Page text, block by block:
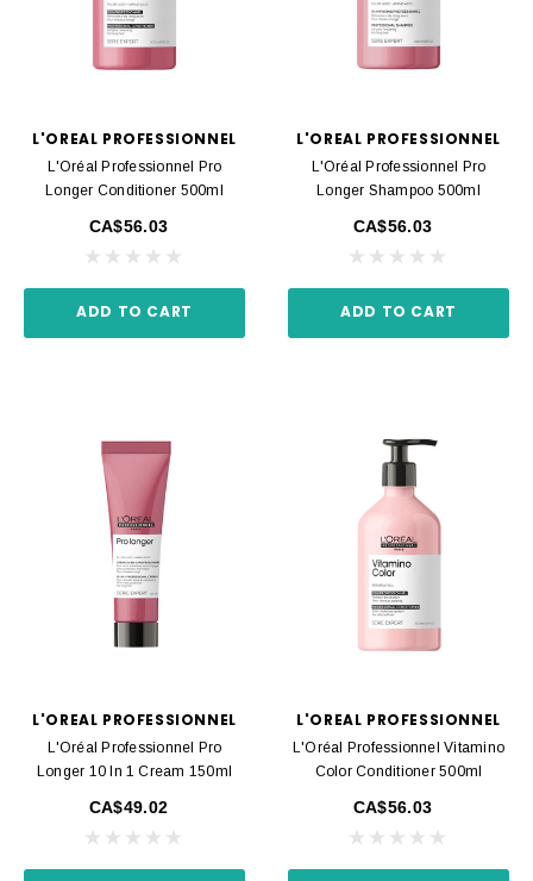
L'OREAL PROFESSIONNEL
L'Oréal Professionnel Pro
Longer Conditioner 500ml
CA$56.03
ADD TO CART
L'OREAL PROFESSIONNEL
L'Oréal Professionnel Pro
Longer Shampoo 500ml
CA$56.03
ADD TO CART
L'OREAL PROFESSIONNEL
L'Oréal Professionnel Pro
Longer 10 In 1 Cream 150ml
CA$49.02
L'OREAL PROFESSIONNEL
L'Oréal Professionnel Vitamino
Color Conditioner 500ml
CA$56.03